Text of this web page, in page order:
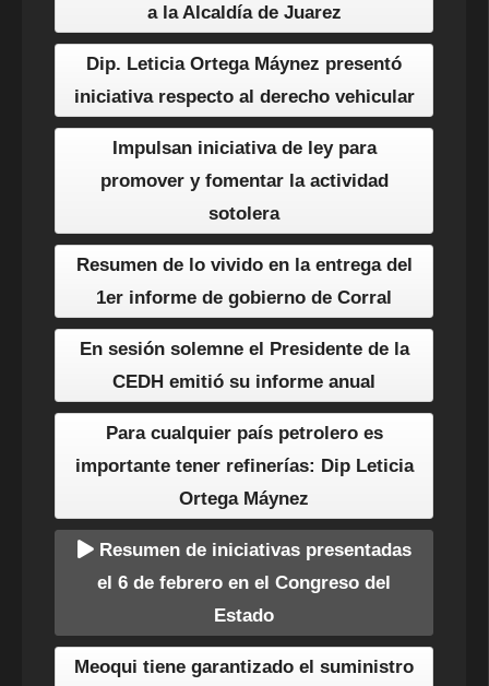
a la Alcaldía de Juarez
Dip. Leticia Ortega Máynez presentó
iniciativa respecto al derecho vehicular
Impulsan iniciativa de ley para
promover y fomentar la actividad
sotolera
Resumen de lo vivido en la entrega del
1er informe de gobierno de Corral
En sesión solemne el Presidente de la
CEDH emitió su informe anual
Para cualquier país petrolero es
importante tener refinerías: Dip Leticia
Ortega Máynez
Resumen de iniciativas presentadas
el 6 de febrero en el Congreso del
Estado
Meoqui tiene garantizado el suministro